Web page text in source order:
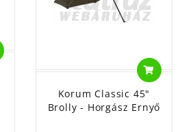
Korum Classic 45"
Brolly - Horgász Ernyő